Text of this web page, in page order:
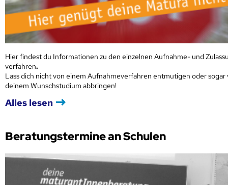
Hier findest du Informationen zu den einzelnen Aufnahme- und
verfahren.
Lass dich nicht von einem Aufnahmeverfahren entmutigen oder sogar
deinem Wunschstudium abbringen!
Alles lesen
Beratungstermine an Schulen